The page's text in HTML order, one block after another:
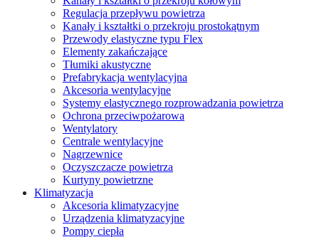
Regulacja przepływu powietrza
Kanały i kształtki o przekroju prostokątnym
Przewody elastyczne typu Flex
Elementy zakańczające
Tłumiki akustyczne
Prefabrykacja wentylacyjna
Akcesoria wentylacyjne
Systemy elastycznego rozprowadzania powietrza
Ochrona przeciwpożarowa
Wentylatory
Centrale wentylacyjne
Nagrzewnice
Oczyszczacze powietrza
Kurtyny powietrzne
Klimatyzacja
Akcesoria klimatyzacyjne
Urządzenia klimatyzacyjne
Pompy ciepła